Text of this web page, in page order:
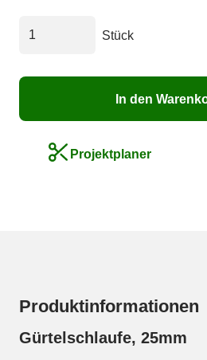
Stück
In den
Projektplaner
Produktinformationen
Gürtelschlaufe, 25mm